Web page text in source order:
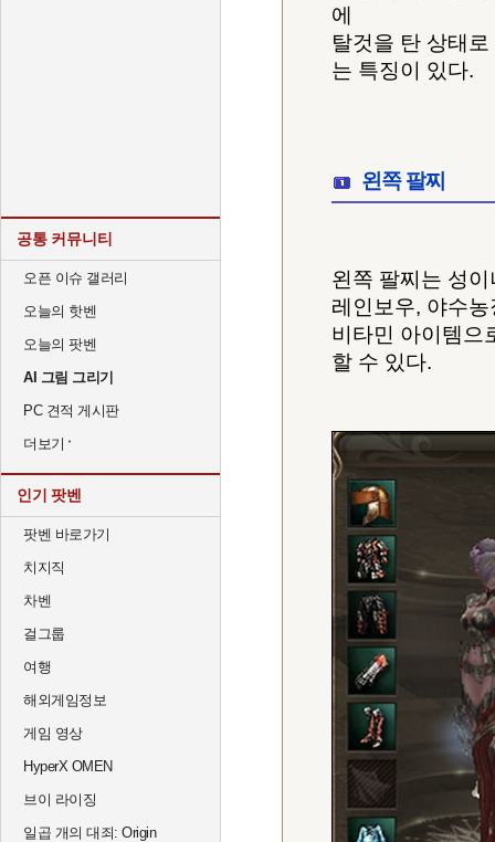
공통 커뮤니티
오픈 이슈 갤러리
오늘의 핫벤
오늘의 팟벤
AI 그림 그리기
PC 견적 게시판
더보기
인기 팟벤
팟벤 바로가기
치지직
차벤
걸그룹
여행
해외게임정보
게임 영상
HyperX OMEN
브이 라이징
일곱 개의 대죄: Origin
에
탈것을 탄 상태
는 특징이 있다.
왼쪽 팔찌
왼쪽 팔찌는 성
레인보우, 야수
비타민 아이템으
할 수 있다.